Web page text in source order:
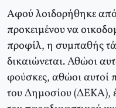
Αφού λοιδορήθηκε
προκειμένου να
προφίλ, η συμπαθής
δικαιώνεται. Αθώοι
φούσκες, αθώοι αυτοί
του Δημοσίου (ΔΕΚΑ),